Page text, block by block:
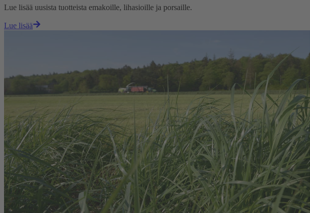
Lue lisää uusista tuotteista emakoille, lihasioille ja porsaille.
Lue lisää